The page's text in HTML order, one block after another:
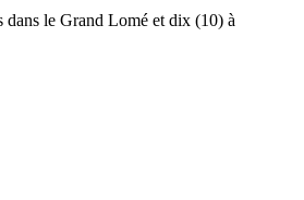
dans le Grand Lomé et dix (10) à